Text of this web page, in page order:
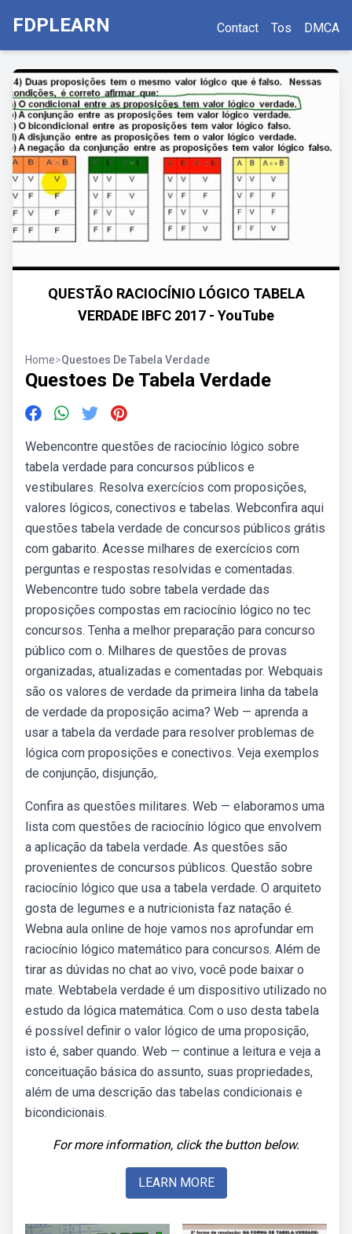
FDPLEARN Contact Tos DMCA
QUESTÃO RACIOCÍNIO LÓGICO TABELA
VERDADE IBFC 2017 - YouTube
Home>Questoes De Tabela Verdade
Questoes De Tabela Verdade
Webencontre questões de raciocínio lógico sobre
tabela verdade para concursos públicos e
vestibulares. Resolva exercícios com proposições,
valores lógicos, conectivos e tabelas. Webconfira aqui
questões tabela verdade de concursos públicos grátis
com gabarito. Acesse milhares de exercícios com
perguntas e respostas resolvidas e comentadas.
Webencontre tudo sobre tabela verdade das
proposições compostas em raciocínio lógico no tec
concursos. Tenha a melhor preparação para concurso
público com o. Milhares de questões de provas
organizadas, atualizadas e comentadas por. Webquais
são os valores de verdade da primeira linha da tabela
de verdade da proposição acima? Web — aprenda a
usar a tabela da verdade para resolver problemas de
lógica com proposições e conectivos. Veja exemplos
de conjunção, disjunção,.
Confira as questões militares. Web — elaboramos uma
lista com questões de raciocínio lógico que envolvem
a aplicação da tabela verdade. As questões são
provenientes de concursos públicos. Questão sobre
raciocínio lógico que usa a tabela verdade. O arquiteto
gosta de legumes e a nutricionista faz natação é.
Webna aula online de hoje vamos nos aprofundar em
raciocínio lógico matemático para concursos. Além de
tirar as dúvidas no chat ao vivo, você pode baixar o
mate. Webtabela verdade é um dispositivo utilizado no
estudo da lógica matemática. Com o uso desta tabela
é possível definir o valor lógico de uma proposição,
isto é, saber quando. Web — continue a leitura e veja a
conceituação básica do assunto, suas propriedades,
além de uma descrição das tabelas condicionais e
bicondicionais.
For more information, click the button below.
LEARN MORE